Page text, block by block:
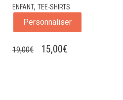
ENFANT, TEE-SHIRTS
Personnaliser
19,00€
LE
15,00€LE